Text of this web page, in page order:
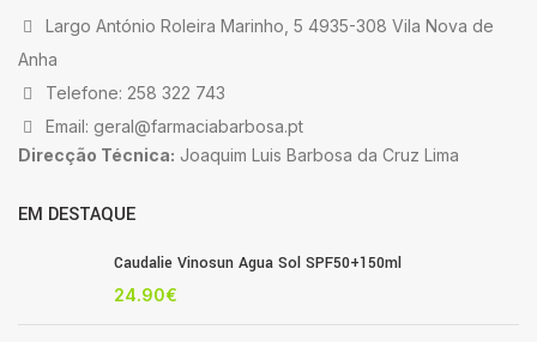
Largo António Roleira Marinho, 5 4935-308 Vila Nova de
Anha
Telefone: 258 322 743
Email: geral@farmaciabarbosa.pt
Direcção Técnica: Joaquim Luis Barbosa da Cruz Lima
EM DESTAQUE
Caudalie Vinosun Agua Sol SPF50+150ml
24.90€